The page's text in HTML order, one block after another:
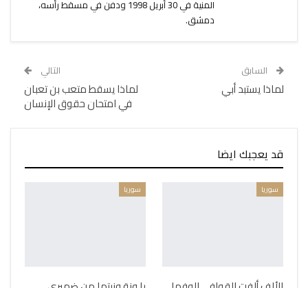
المنية في 30 أبريل 1998 ودفن في مسقط رأسه،
دمشق.
السابق
لماذا يستبد أبي
التالي
لماذا يسقط متعب بن تعبان
في امتحان حقوق الإنسان
قد يعجبك ايضا
سوريا سوريا